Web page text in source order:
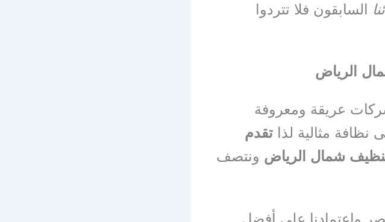
السابقون فلا تتردوا
الرياض
عريقة ومعروفة
مثالية لذا تقدم
شمال الرياض ونتصف
وإعتمادنا على أفضل